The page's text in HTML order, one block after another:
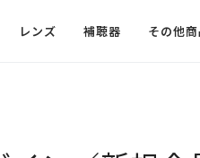
レンズ 補聴器 その他商